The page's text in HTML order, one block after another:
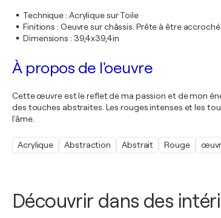
Découvrir dans des
Technique: Acrylique sur Toile
Finitions : Oeuvre sur châssis. Prête à être
Dimensions : 39,4x39,4in
À propos de l'oeuvre
Cette œuvre est le reflet de ma passion et de mon
des touches abstraites. Les rouges intenses et les
l'âme.
Acrylique Abstraction Abstrait Rouge